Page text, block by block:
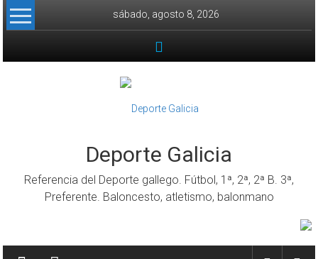
Skip to content
sábado, agosto 8, 2026
Deporte Galicia
Referencia del Deporte gallego. Fútbol, 1ª, 2ª, 2ª B. 3ª,
Preferente. Baloncesto, atletismo, balonmano